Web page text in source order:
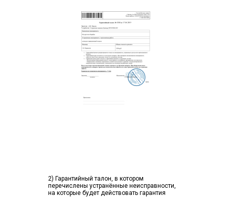
2) Гарантийный талон, в котором
перечислены устранённые неисправности,
на которые будет действовать гарантия